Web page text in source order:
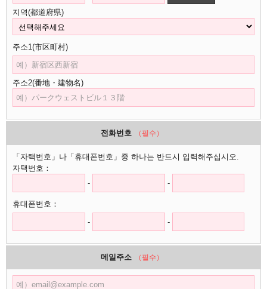
지역(都道府県)
주소1(市区町村)
주소2(番地・建物名)
전화번호 （필수）
「자택번호」나「휴대폰번호」중 하나는 반드시 입력해주십시오.
자택번호：
-
-
휴대폰번호：
-
-
메일주소 （필수）